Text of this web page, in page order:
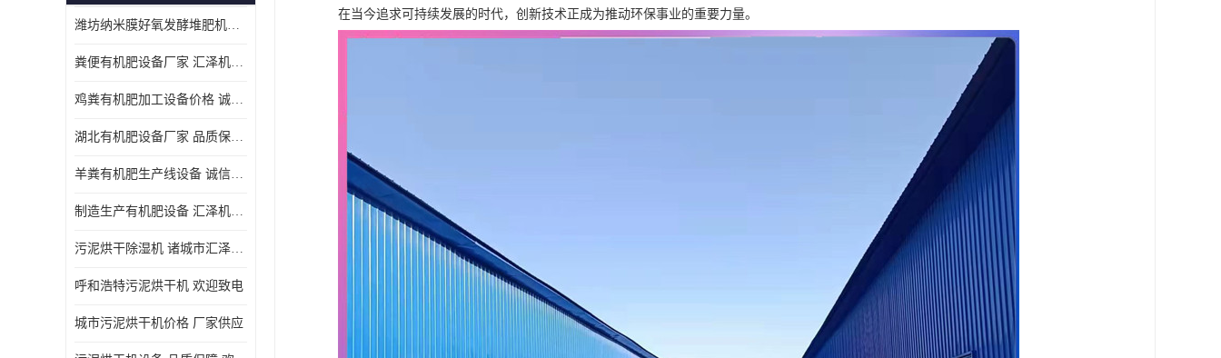
潍坊纳米膜好氧发酵堆肥机定制
粪便有机肥设备厂家 汇泽机械 免费报价
鸡粪有机肥加工设备价格 诚信卖家 致电了解
湖北有机肥设备厂家 品质保障 欢迎咨询
羊粪有机肥生产线设备 诚信卖家 致电了解
制造生产有机肥设备 汇泽机械 免费报价
污泥烘干除湿机 诸城市汇泽机械有限公司
呼和浩特污泥烘干机 欢迎致电
城市污泥烘干机价格 厂家供应
在当今追求可持续发展的时代，创新技术正成为推动环保事业的重要力量。